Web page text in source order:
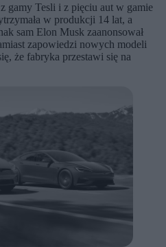
gamy Tesli i z pięciu aut w gamie
w produkcji 14 lat, a
sam Elon Musk zaanonsował
zapowiedzi nowych modeli
że fabryka przestawi się na